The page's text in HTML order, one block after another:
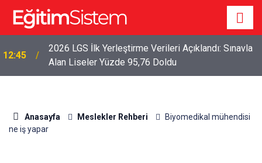
12:45
2026 LGS İlk Yerleştirme Verileri Açıklandı: Sınavla
Alan Liseler Yüzde 95,76 Doldu
Anasayfa Meslekler Rehberi
Biyomedikal mühendisi
ne iş yapar